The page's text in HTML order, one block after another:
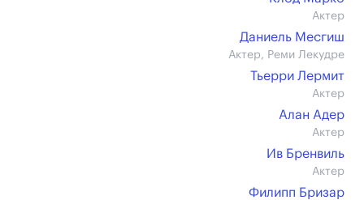
Актер
Даниель Месгиш
Актер, Реми Лекудре
Тьерри Лермит
Актер
Алан Адер
Актер
Ив Бренвиль
Актер
Филипп Бризар